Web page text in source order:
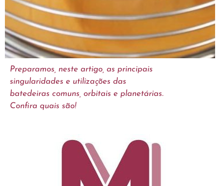
Preparamos, neste artigo, as principais
singularidades e utilizações das
batedeiras comuns, orbitais e planetárias.
Confira quais são!